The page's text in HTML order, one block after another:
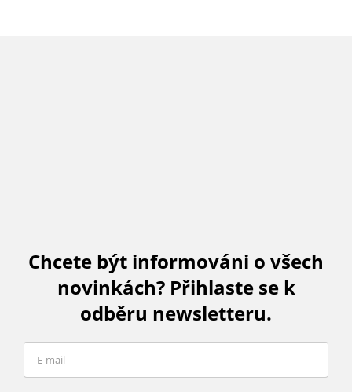
Chcete být informováni o všech
novinkách? Přihlaste se k
odběru newsletteru.